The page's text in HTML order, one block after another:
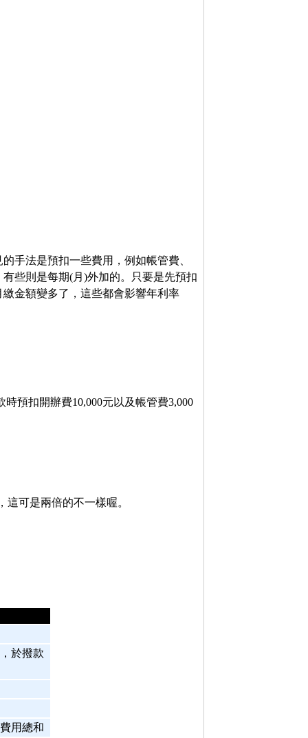
手法是預扣一些費用，例如帳管費、
些則是每期(月)外加的。只要是先預扣
金額變多了，這些都會影響年利率
預扣開辦費10,000元以及帳管費3,000
這可是兩倍的不一樣喔。
於撥款
用總和